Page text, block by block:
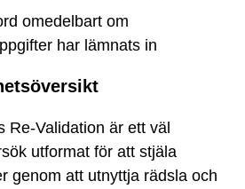
omedelbart om
har lämnats in
Re-Validation är ett väl
utformat för att stjäla
genom att utnyttja rädsla och